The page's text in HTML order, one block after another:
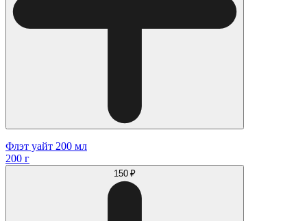
Флэт уайт 200 мл
200 г
150 ₽